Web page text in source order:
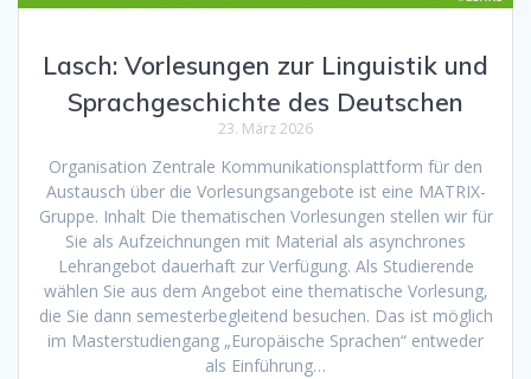
Lasch: Vorlesungen zur Linguistik und
Sprachgeschichte des Deutschen
23. März 2026
Organisation Zentrale Kommunikationsplattform für den
Austausch über die Vorlesungsangebote ist eine MATRIX-
Gruppe. Inhalt Die thematischen Vorlesungen stellen wir für
Sie als Aufzeichnungen mit Material als asynchrones
Lehrangebot dauerhaft zur Verfügung. Als Studierende
wählen Sie aus dem Angebot eine thematische Vorlesung,
die Sie dann semesterbegleitend besuchen. Das ist möglich
im Masterstudiengang „Europäische Sprachen“ entweder
als Einführung…